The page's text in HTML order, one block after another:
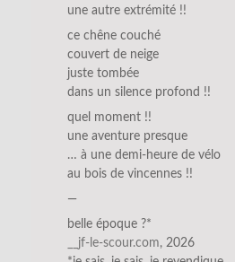
une autre extrémité !!
ce chêne couché
couvert de neige
juste tombée
dans un silence profond !!
quel moment !!
une aventure presque
… à une demi-heure de vélo
au bois de vincennes !!
—
belle époque ?*
__jf-le-scour.com, 2026